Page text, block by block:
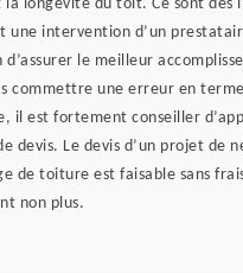
la longévité du toit. Ce sont des
une intervention d’un
le meilleur
commettre une erreur en
il est fortement conseiller
devis. Le devis d’un projet de
de toiture est faisable sans
non plus.